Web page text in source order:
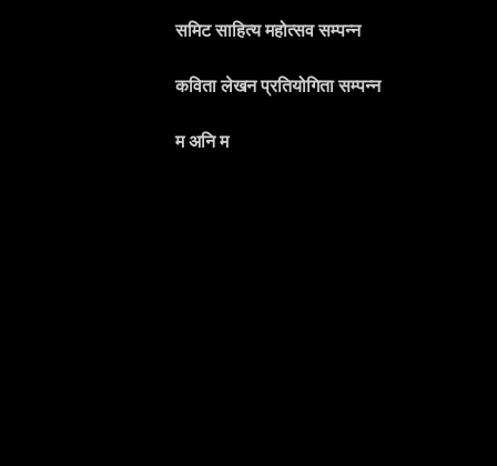
समिट साहित्य महोत्सव सम्पन्न
कविता लेखन प्रतियोगिता सम्पन्न
म अनि म